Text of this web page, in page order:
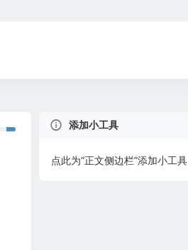
添加小工具
点此为“正文侧边栏”添加小工具